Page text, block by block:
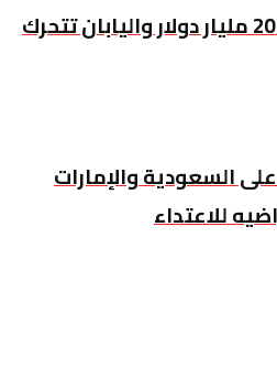
لبنان يقدر أضرار الحرب بـ 20 مليار دولار واليابان تتحرك
السعودية والإمارات
للاعتداء